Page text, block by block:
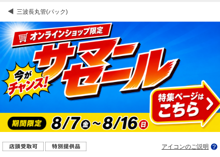
三波長丸管(パック)
アイコンのご説明